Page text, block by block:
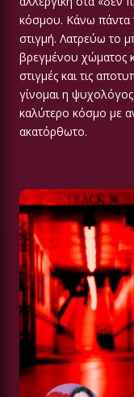
κόσμου. Κάνω πάντα
στιγμή. Λατρεύω το
βρεγμένου χώματος
στιγμές και τις
γίνομαι η
καλύτερο κόσμο με
ακατόρθωτο.